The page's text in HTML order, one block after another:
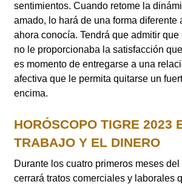
sentimientos. Cuando retome la
amado, lo hará de una forma diferente
ahora conocía. Tendrá que admitir
no le proporcionaba la satisfacción
es momento de entregarse a una
afectiva que le permita quitarse un
encima.
HORÓSCOPO TIGRE 2023
TRABAJO Y EL DINERO
Durante los cuatro primeros meses
cerrará tratos comerciales y laborales